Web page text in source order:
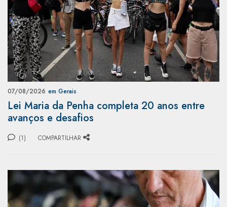
07/08/2026 em Gerais
Lei Maria da Penha completa 20 anos entre
avanços e desafios
(1) COMPARTILHAR